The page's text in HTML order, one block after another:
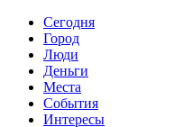
Cегодня
Город
Люди
Деньги
Места
События
Интересы